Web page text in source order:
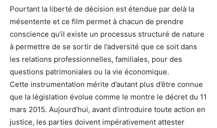
Pourtant la liberté de décision est étendue par delà la
mésentente et ce film permet à chacun de prendre
conscience qu’il existe un processus structuré de nature
à permettre de se sortir de l’adversité que ce soit dans
les relations professionnelles, familiales, pour des
questions patrimoniales ou la vie économique.
Cette instrumentation mérite d’autant plus d’être connue
que la législation évolue comme le montre le décret du 11
mars 2015. Aujourd’hui, avant d’introduire toute action en
justice, les parties doivent impérativement attester